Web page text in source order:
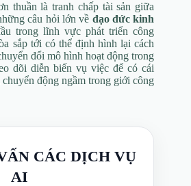
thuần là tranh chấp tài sản giữa
câu hỏi lớn về đạo đức kinh
trong lĩnh vực phát triển công
sắp tới có thể định hình lại cách
đổi mô hình hoạt động trong
dõi diễn biến vụ việc để có cái
động ngầm trong giới công
CÁC DỊCH VỤ
AI